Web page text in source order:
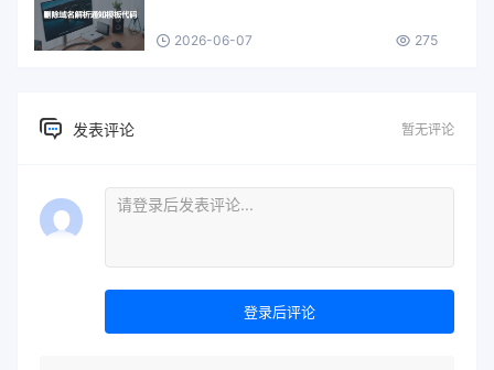
2026-06-07 275
发表评论 暂无评论
登录后评论